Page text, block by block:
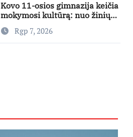
Kovo 11-osios gimnazija keičia
mokymosi kultūrą: nuo žinių
kaupimo – prie jų supratimo ir
taikymo
Rgp 7, 2026